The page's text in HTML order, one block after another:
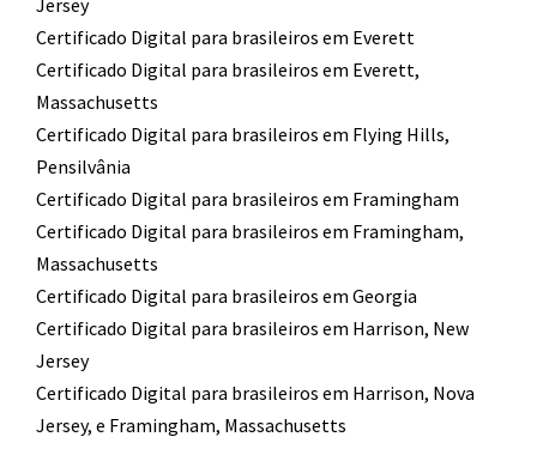
Jersey
Certificado Digital para brasileiros em Everett
Certificado Digital para brasileiros em Everett,
Massachusetts
Certificado Digital para brasileiros em Flying Hills,
Pensilvânia
Certificado Digital para brasileiros em Framingham
Certificado Digital para brasileiros em Framingham,
Massachusetts
Certificado Digital para brasileiros em Georgia
Certificado Digital para brasileiros em Harrison, New
Jersey
Certificado Digital para brasileiros em Harrison, Nova
Jersey, e Framingham, Massachusetts